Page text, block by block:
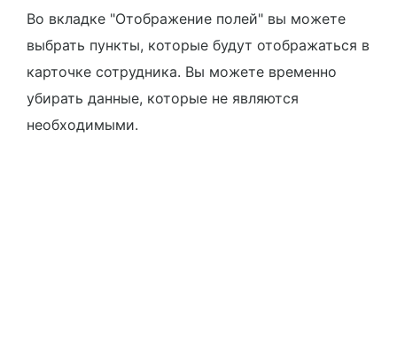
Во вкладке "Отображение полей" вы можете
выбрать пункты, которые будут отображаться в
карточке сотрудника. Вы можете временно
убирать данные, которые не являются
необходимыми.